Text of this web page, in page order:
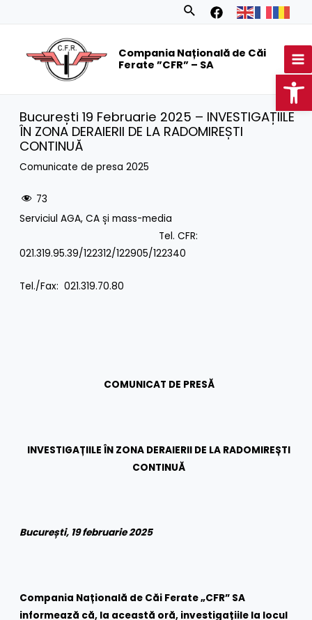
Search
Compania Națională de Căi
Ferate ”CFR” – SA
București 19 Februarie 2025 – INVESTIGAȚIILE
ÎN ZONA DERAIERII DE LA RADOMIREȘTI
CONTINUĂ
Comunicate de presa 2025
73
Serviciul AGA, CA și mass-media
Tel. CFR:
021.319.95.39/122312/122905/122340
Tel./Fax: 021.319.70.80
COMUNICAT DE PRESĂ
INVESTIGAȚIILE ÎN ZONA DERAIERII DE LA RADOMIREȘTI
CONTINUĂ
București, 19 februarie 2025
Compania Națională de Căi Ferate „CFR” SA
informează că, la această oră, investigațiile la locul